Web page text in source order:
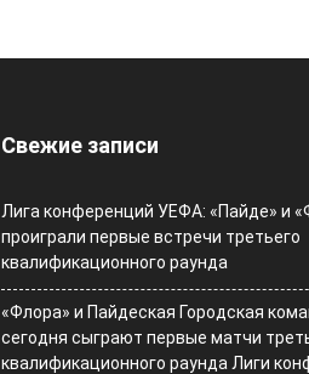
Свежие записи
Лига конференций УЕФА: «Пайде» и
проиграли первые встречи третьего
квалификационного раунда
«Флора» и Пайдеская Городская
сегодня сыграют первые матчи
квалификационного раунда Лиги